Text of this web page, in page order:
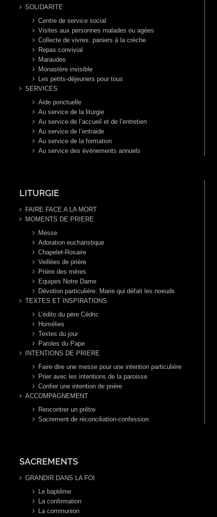
SOLIDARITE
Centre de service social
Visites aux personnes malades ou agées
Collecte de vivres: paniers à la crèche
Repas convivial
Maraudes
Monastère invisible
Les petits-déjeuners pour tous
SERVICES
Aide ponctuelle
Au service de la liturgie
Au service de l’accueil et de l’entretien
Au service de l’entraide
Au service de la formation
Au service des événements annuels
LITURGIE
FAIRE FACE A LA MORT
MOMENTS DE PRIERE
Messe
Adoration eucharistique
Chapelet-Rosaire
Veillées de prière
Prière des mères
Equipes Notre Dame
Dévotion particulière: Marie qui défait les noeuds
TEXTES ET INSPIRATIONS
L’édito du père Cédric
Homélies
Textes du jour
Paroles du Pape
INTENTIONS DE PRIERE
Faire dire une messe pour une intention particulière
Prier avec les intentions de la paroisse
Confier une intention de prière
ACCOMPAGNEMENT
Rencontrer un prêtre
Sacrement de réconciliation-confession
SACREMENTS
GRANDIR DANS LA FOI
Le baptême
La confirmation
La communion